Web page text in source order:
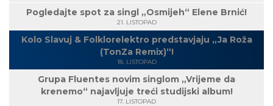
Pogledajte spot za singl „Osmijeh“ Elene Brnić!
21. LISTOPAD
Kolo Slavuj & Folklorelektro predstavjaju „Ja Roža
(TonZa Remix)“!
18. LISTOPAD
Grupa Fluentes novim singlom „Vrijeme da
krenemo“ najavljuje treći studijski album!
17. LISTOPAD